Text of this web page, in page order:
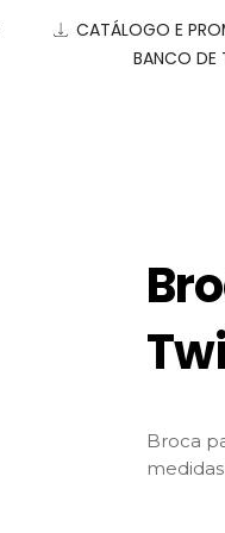
CATÁLOGO E
BANCO DE
Broca